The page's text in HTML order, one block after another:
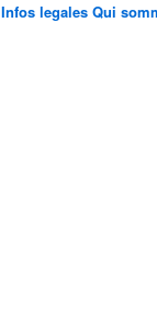
Infos legalesQui